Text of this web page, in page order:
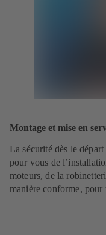
Montage et mise en
La sécurité dès le
pour vous de
moteurs, de la
manière conforme, pour